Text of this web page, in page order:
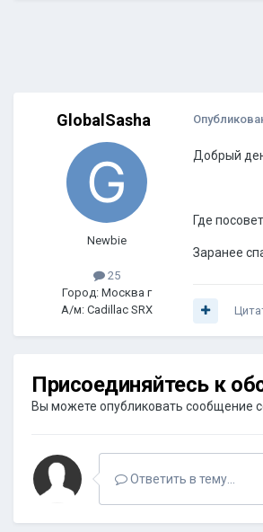
GlobalSasha
Newbie
25
Город: Москва г
А/м: Cadillac SRX
Добрый
Где
Заранее
Присоединяйтесь к
Вы можете опубликовать сообщение
Ответить в тему...